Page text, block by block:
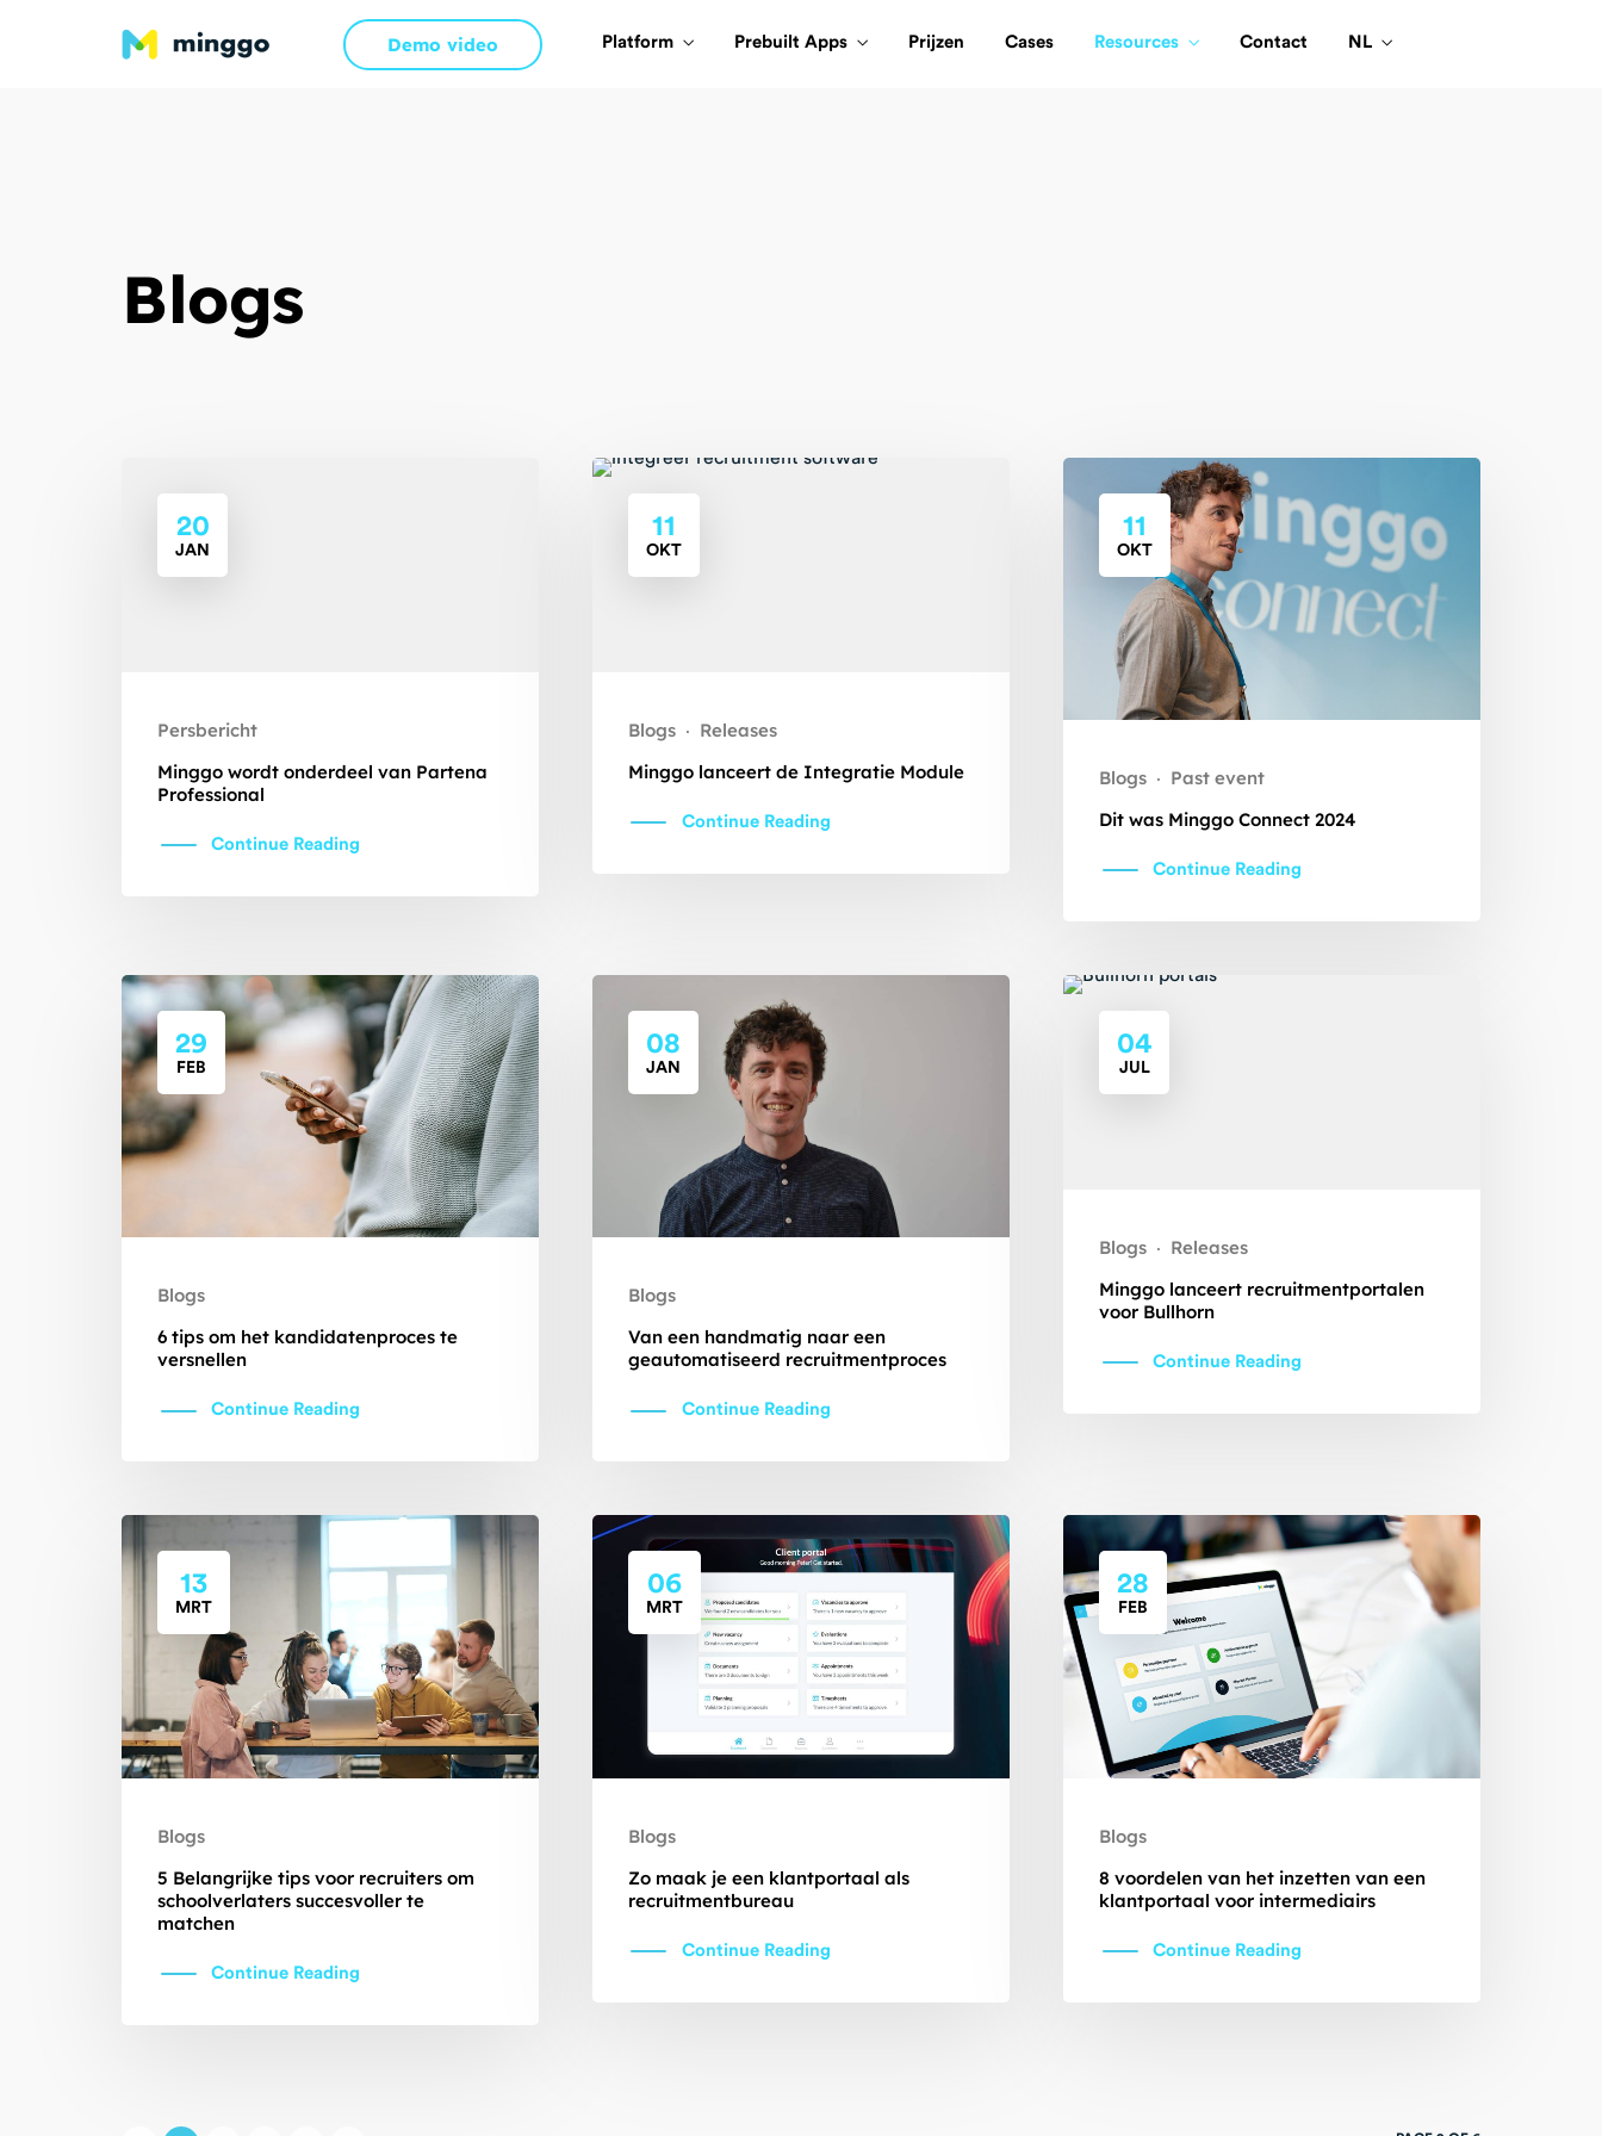
Demo video Platform Prebuilt Apps Prijzen Cases Resources Contact NL
Blogs
20
JAN
Persbericht
Minggo wordt onderdeel van Partena
Professional
Continue Reading
11
OKT
Blogs· Releases
Minggo lanceert de Integratie Module
Continue Reading
11
OKT
Blogs · Past event
Dit was Minggo Connect 2024
Continue Reading
29
FEB
Blogs
6 tips om het kandidatenproces te
versnellen
Continue Reading
08
JAN
Blogs
Van een handmatig naar een
geautomatiseerd recruitmentproces
Continue Reading
04
JUL
Blogs · Releases
Minggo lanceert recruitmentportalen
voor Bullhorn
Continue Reading
13
MRT
Blogs
5 Belangrijke tips voor recruiters om
schoolverlaters succesvoller te
matchen
Continue Reading
06
MRT
Blogs
Zo maak je een klantportaal als
recruitmentbureau
Continue Reading
28
FEB
Blogs
8 voordelen van het inzetten van een
klantportaal voor intermediairs
Continue Reading